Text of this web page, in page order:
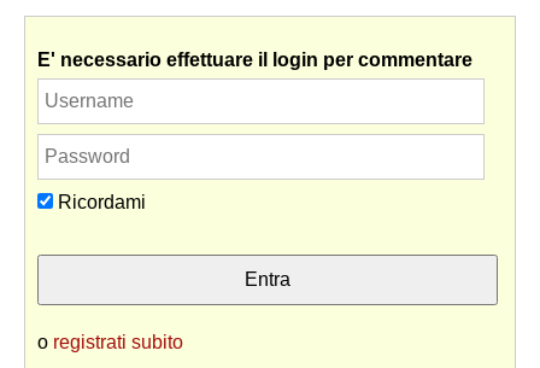
E' necessario effettuare il login per commentare
Ricordami
o registrati subito